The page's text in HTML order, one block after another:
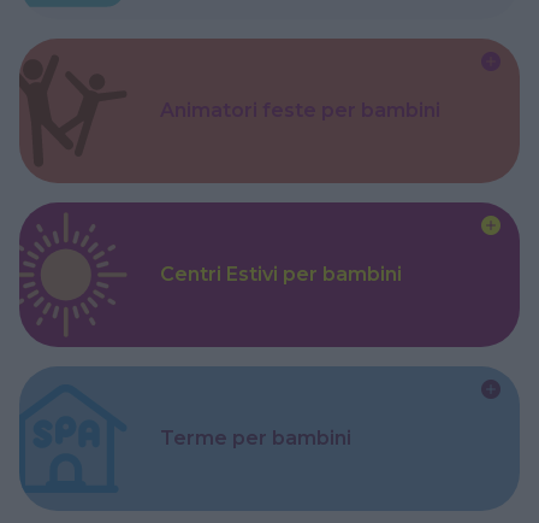
Centri Estivi per bambini
Terme per bambini